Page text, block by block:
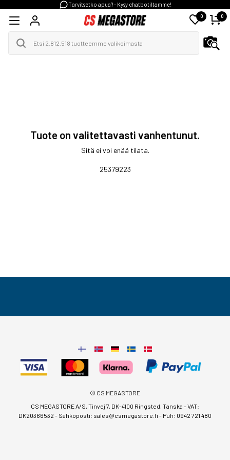
Tarvitsetko apua? - Kysy chatbotiltamme!
0 0
Tuote on valitettavasti vanhentunut.
Sitä ei voi enää tilata.
25379223
© CS MEGASTORE
CS MEGASTORE A/S, Tinvej 7, DK-4100 Ringsted, Tanska - VAT:
DK20366532 - Sähköposti: sales@csmegastore.fi- Puh: 0942 721 480